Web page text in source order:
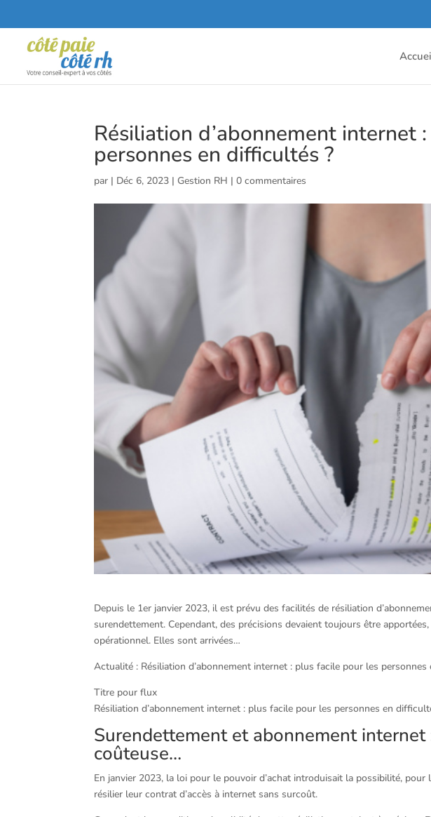
Résiliation d’abonnement internet
personnes en difficultés ?
par | Déc 6, 2023 | Gestion RH |0 commentaires
Depuis le 1er janvier 2023, il est prévu des facilités de résiliation
surendettement. Cependant, des précisions devaient toujours être
opérationnel. Elles sont arrivées…
Actualité : Résiliation d’abonnement internet : plus facile pour les
Titre pour flux
Résiliation d’abonnement internet : plus facile pour les personnes en
Surendettement et abonnement
coûteuse…
En janvier 2023, la loi pour le pouvoir d’achat introduisait la possibilité,
résilier leur contrat d’accès à internet sans surcoût.